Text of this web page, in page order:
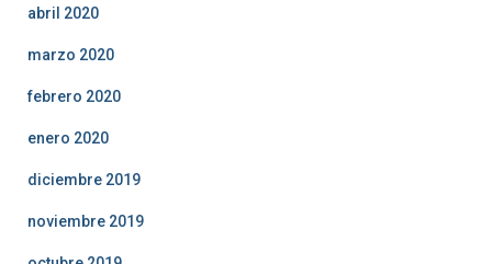
abril 2020
marzo 2020
febrero 2020
enero 2020
diciembre 2019
noviembre 2019